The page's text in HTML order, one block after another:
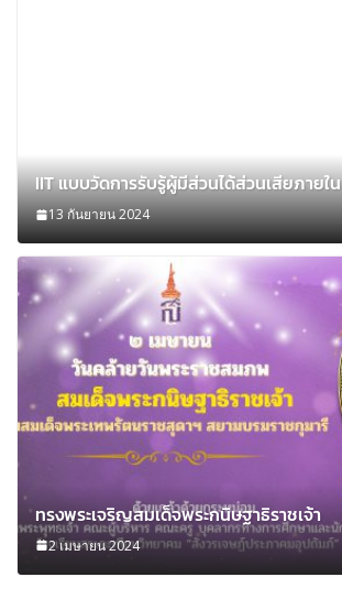
IIT แบบวัดการรับรู้ผู้มีส่วนได้ส่วนเสียภายใน
13 กันยายน 2024
ทรงพระเจริญสมเด็จพระกนิษฐาธิราชเจ้า
2 เมษายน 2024